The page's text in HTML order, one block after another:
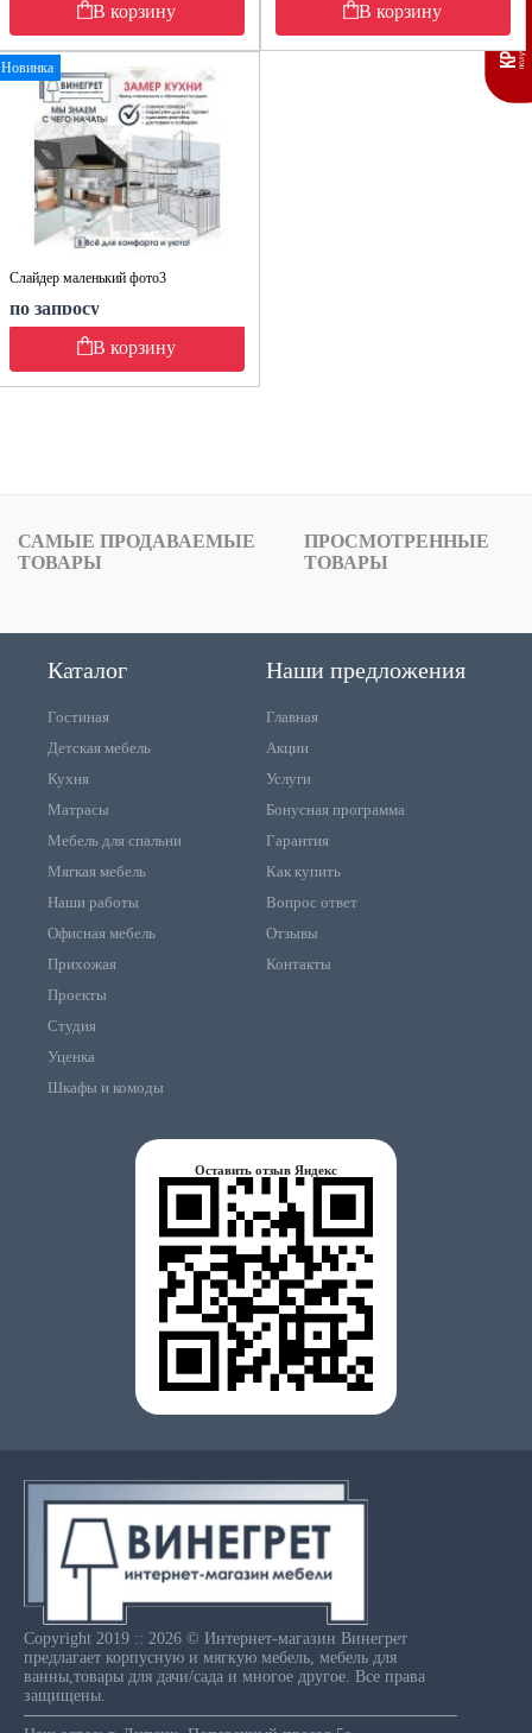
В корзину
В корзину
Новинка
Слайдер маленький фото3
по запросу
В корзину
САМЫЕ ПРОДАВАЕМЫЕ
ТОВАРЫ
ПРОСМОТРЕННЫЕ
ТОВАРЫ
Каталог
Гостиная
Детская мебель
Кухня
Матрасы
Мебель для спальни
Мягкая мебель
Наши работы
Офисная мебель
Прихожая
Проекты
Студия
Уценка
Шкафы и комоды
Наши предложения
Главная
Акции
Услуги
Бонусная программа
Гарантия
Как купить
Вопрос ответ
Отзывы
Контакты
Оставить отзыв Яндекс
Copyright 2019 :: 2026 © Интернет-магазин Винегрет
предлагает корпусную и мягкую мебель, мебель для
ванны,товары для дачи/сада и многое другое. Все права
защищены.